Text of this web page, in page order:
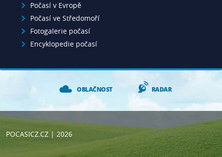
Počasí v Evropě
Počasí ve Středomoří
Fotogalerie počasí
Encyklopedie počasí
OBLAČNOST RADAR
POCASICZ.CZ| 2026